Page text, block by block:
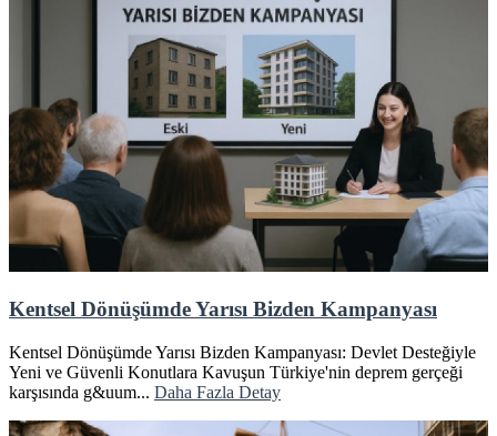
Kentsel Dönüşümde Yarısı Bizden Kampanyası
Kentsel Dönüşümde Yarısı Bizden Kampanyası: Devlet Desteğiyle
Yeni ve Güvenli Konutlara Kavuşun Türkiye'nin deprem gerçeği
karşısında g&uum... Daha Fazla Detay